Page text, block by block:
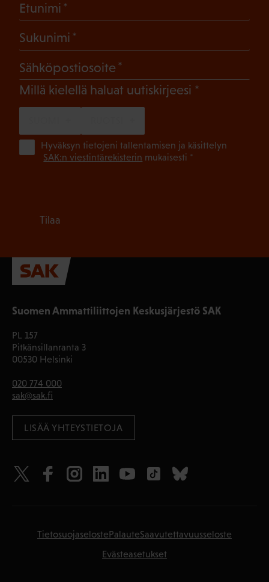
Suomen Ammattiliittojen Keskusjärjestö SAK
PL 157
Pitkänsillanranta 3
00530 Helsinki
020 774 000
sak@sak.fi
LISÄÄ YHTEYSTIETOJA
Etunimi
Sukunimi
Sähköpostiosoite
Millä kielellä haluat uutiskirjeesi (Pakollinen)
Hyväksyn tietojeni tallentamisen ja käsittelyn
SAK:n viestintärekisterin mukaisesti *
Tilaa
TietosuojaselostePalauteSaavutettavuusseloste
Evästeasetukset